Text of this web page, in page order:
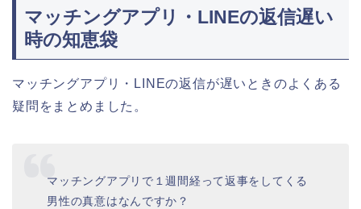
マッチングアプリ・LINEの返信遅い
時の知恵袋
マッチングアプリ・LINEの返信が遅いときのよくある
疑問をまとめました。
マッチングアプリで１週間経って返事をしてくる
男性の真意はなんですか？